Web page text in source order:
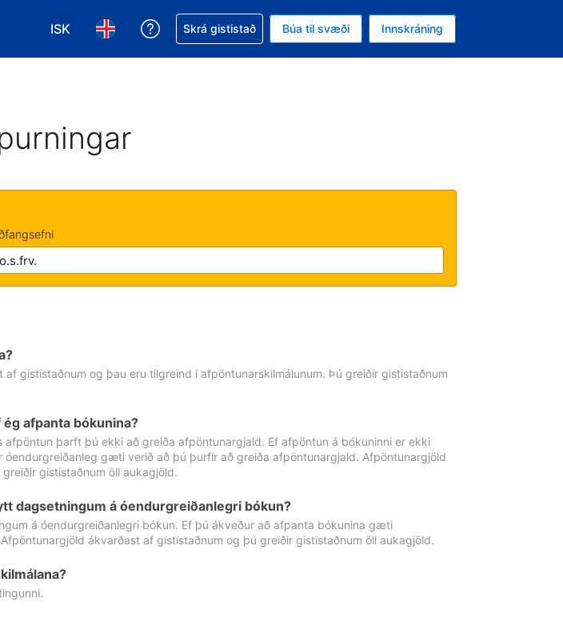
ISK
Veldu gjaldmiðil. Í augnablikinu er gjaldmiðillinn Íslensk króna
Veldu þitt tungumál. Í augnablikinu er tungumál þitt Íslensku
Fá aðstoð við bókunina
Skrá gististað Búa til svæði Innskráning
gististaðnum og þau eru tilgreind í afpöntunarskilmálunum. Þú greiðir gististaðnum
afpanta bókunina?
afpöntun þarft þú ekki að greiða afpöntunargjald. Ef afpöntun á bókuninni er ekki
óendurgreiðanleg gæti verið að þú þurfir að greiða afpöntunargjald. Afpöntunargjöld
gististaðnum öll aukagjöld.
dagsetningum á óendurgreiðanlegri bókun?
á óendurgreiðanlegri bókun. Ef þú ákveður að afpanta bókunina gæti
ákvarðast af gististaðnum og þú greiðir gististaðnum öll aukagjöld.